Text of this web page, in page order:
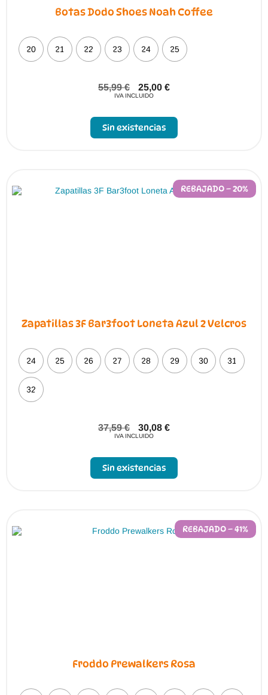
Botas Dodo Shoes Noah Coffee
20 21 22 23 24 25
55,99€ 25,00 €
IVA INCLUIDO
Sin existencias
REBAJADO – 20%
Zapatillas 3F Bar3foot Loneta Azul 2 Velcros
24 25 26 27 28 29 30 31
32
37,59€ 30,08 €
IVA INCLUIDO
Sin existencias
REBAJADO – 41%
Froddo Prewalkers Rosa